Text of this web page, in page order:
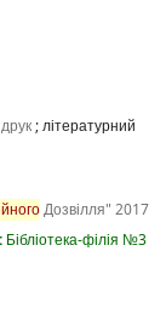
; літературний
Дозвілля" 2017
Бібліотека-філія №3